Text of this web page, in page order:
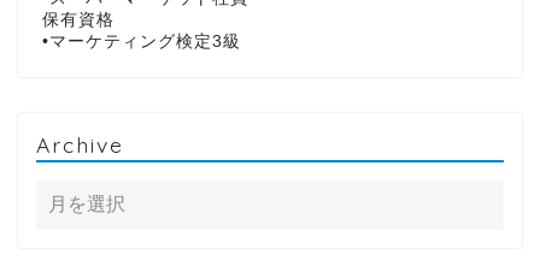
保有資格
•マーケティング検定3級
Archive